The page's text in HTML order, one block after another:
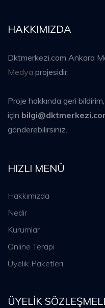
HAKKIMIZDA
Dktmerkezi.com Ankara
Medya projesidir.
Proje hakkında geri
için
gönderebilirsiniz.
HIZLI MENÜ
Hakkımızda
Nedir
Kurumlar
Online Terapi
Üyelik Paketleri
ÜYELIK